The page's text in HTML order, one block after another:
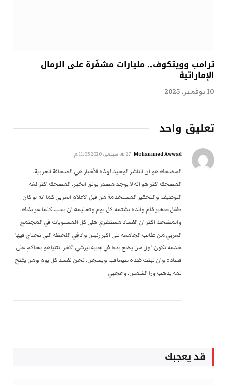
ترامب وويتكوف.. مليارات مشفّرة على الرمال
الإماراتية
10 نوفمبر، 2025
تعليق واحد
Mohammed Awwad 27 سبتمبر، 2020 11:05 م
المضحك هو ان الناشر الوحيد لهذه الأخبار هي الصحافة العربية.
المضحك اكثر هو انه لا يوجد مصدر يوثق الخبر. المضحك اكثر لغه
التوصيف والتحقير المستخدمة من قبل الاعلام العربي كما انه لو كان
طفل صغير قام والده بشتمه كل يوم وتعليمه ان يسب كلما عر بذلك.
والمضحك اكثر ان الفساد مستشري هلى كل المستويات في المجتمع
العربي من طالب الجامعة تلى اكبر رئيس وادفي اللحظه التي نحتاج فيها
خدمه نكون اول من يضع يده في جيبه ليرشي الاخر. نتنياهو يحاكم على
فساده وان ثبتت ضده سيعاقب ويسجن. نحن نفسد كل يوم ومن يفتح
تمه يذهب ورا الشمس. وعجبي
قد يعجبك